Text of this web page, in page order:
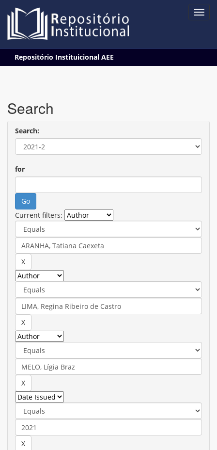
navigation
Repositório Instituicional AEE
Search
Search:
for
Current filters: